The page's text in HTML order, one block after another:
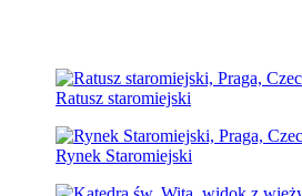
Ratusz staromiejski
Rynek Staromiejski